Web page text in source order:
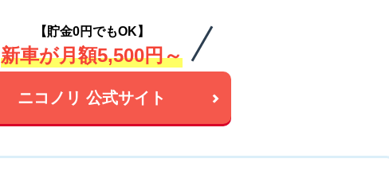
【貯金0円でもOK】
新車が月額5,500円～
ニコノリ 公式サイト